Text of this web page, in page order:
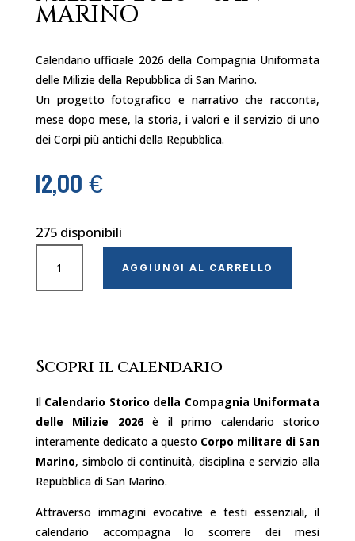
MARINO
Calendario ufficiale 2026 della Compagnia Uniformata
delle Milizie della Repubblica di San Marino.
Un progetto fotografico e narrativo che racconta,
mese dopo mese, la storia, i valori e il servizio di uno
dei Corpi più antichi della Repubblica.
12,00€
275 disponibili
Storico
delle
Milizie
2026
-
SAN
MARINO
quantità
AGGIUNGI AL CARRELLO
Scopri il calendario
Il Calendario Storico della Compagnia Uniformata
delle Milizie 2026è il primo calendario storico
interamente dedicato a questo Corpo militare di San
Marino, simbolo di continuità, disciplina e servizio alla
Repubblica di San Marino.
Attraverso immagini evocative e testi essenziali, il
calendario accompagna lo scorrere dei mesi